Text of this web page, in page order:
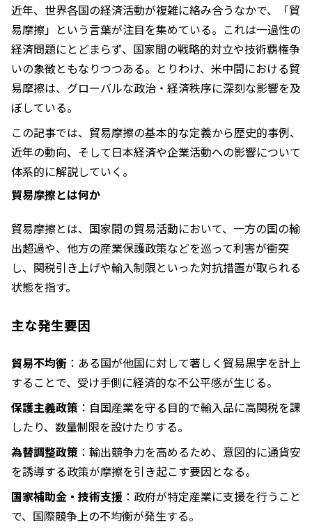
近年、世界各国の経済活動が複雑に絡み合うなかで、「貿
易摩擦」という言葉が注目を集めている。これは一過性の
経済問題にとどまらず、国家間の戦略的対立や技術覇権争
いの象徴ともなりつつある。とりわけ、米中間における貿
易摩擦は、グローバルな政治・経済秩序に深刻な影響を及
ぼしている。
この記事では、貿易摩擦の基本的な定義から歴史的事例、
近年の動向、そして日本経済や企業活動への影響について
体系的に解説していく。
貿易摩擦とは何か
貿易摩擦とは、国家間の貿易活動において、一方の国の輸
出超過や、他方の産業保護政策などを巡って利害が衝突
し、関税引き上げや輸入制限といった対抗措置が取られる
状態を指す。
主な発生要因
貿易不均衡 ：ある国が他国に対して著しく貿易黒字を計上
することで、受け手側に経済的な不公平感が生じる。
保護主義政策 ：自国産業を守る目的で輸入品に高関税を課
したり、数量制限を設けたりする。
為替調整政策 ：輸出競争力を高めるため、意図的に通貨安
を誘導する政策が摩擦を引き起こす要因となる。
国家補助金・技術支援 ：政府が特定産業に支援を行うこと
で、国際競争上の不均衡が発生する。